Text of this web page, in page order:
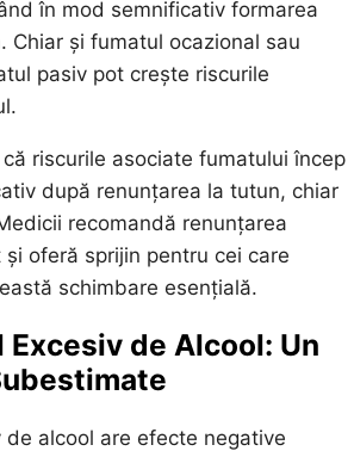
în mod semnificativ formarea
Chiar și fumatul ocazional sau
pasiv pot crește riscurile
riscurile asociate fumatului încep
după renunțarea la tutun, chiar
recomandă renunțarea
oferă sprijin pentru cei care
schimbare esențială.
Excesiv de Alcool: Un
de alcool are efecte negative